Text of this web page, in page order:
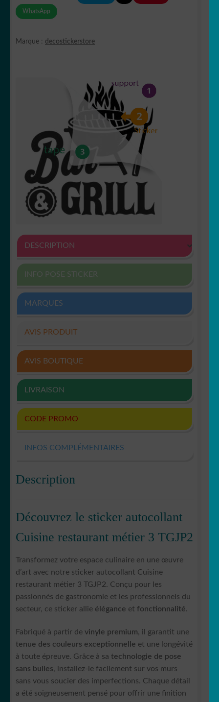
WhatsApp
Marque : decostickerstore
DESCRIPTION
INFO POSE STICKER
MARQUES
AVIS PRODUIT
AVIS BOUTIQUE
LIVRAISON
CODE PROMO
INFOS COMPLÉMENTAIRES
Description
Découvrez le sticker autocollant
Cuisine restaurant métier 3 TGJP2
Transformez votre espace culinaire en une œuvre
d’art avec notre sticker autocollant Cuisine
restaurant métier 3 TGJP2. Conçu pour les
passionnés de gastronomie et les professionnels du
secteur, ce sticker allie élégance et fonctionnalité.
Fabriqué à partir de vinyle premium, il garantit une
tenue des couleurs exceptionnelle et une longévité
à toute épreuve. Grâce à sa technologie de pose
sans bulles, installez-le facilement sur vos murs
sans vous soucier des imperfections. Chaque détail
a été soigneusement pensé pour offrir une finition